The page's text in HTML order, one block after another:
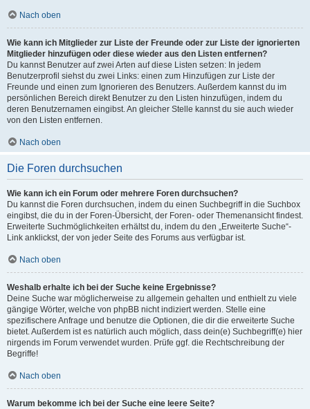
Nach oben
Wie kann ich Mitglieder zur Liste der Freunde oder zur Liste der ignorierten
Mitglieder hinzufügen oder diese wieder aus den Listen entfernen?
Du kannst Benutzer auf zwei Arten auf diese Listen setzen: In jedem
Benutzerprofil siehst du zwei Links: einen zum Hinzufügen zur Liste der
Freunde und einen zum Ignorieren des Benutzers. Außerdem kannst du im
persönlichen Bereich direkt Benutzer zu den Listen hinzufügen, indem du
deren Benutzernamen eingibst. An gleicher Stelle kannst du sie auch wieder
von den Listen entfernen.
Nach oben
Die Foren durchsuchen
Wie kann ich ein Forum oder mehrere Foren durchsuchen?
Du kannst die Foren durchsuchen, indem du einen Suchbegriff in die Suchbox
eingibst, die du in der Foren-Übersicht, der Foren- oder Themenansicht findest.
Erweiterte Suchmöglichkeiten erhältst du, indem du den „Erweiterte Suche“-
Link anklickst, der von jeder Seite des Forums aus verfügbar ist.
Nach oben
Weshalb erhalte ich bei der Suche keine Ergebnisse?
Deine Suche war möglicherweise zu allgemein gehalten und enthielt zu viele
gängige Wörter, welche von phpBB nicht indiziert werden. Stelle eine
spezifischere Anfrage und benutze die Optionen, die dir die erweiterte Suche
bietet. Außerdem ist es natürlich auch möglich, dass dein(e) Suchbegriff(e) hier
nirgends im Forum verwendet wurden. Prüfe ggf. die Rechtschreibung der
Begriffe!
Nach oben
Warum bekomme ich bei der Suche eine leere Seite?